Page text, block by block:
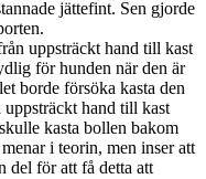
jättefint. Sen gjorde
uppsträckt hand till kast
för hunden när den är
borde försöka kasta den
hand till kast
kasta bollen bakom
i teorin, men inser att
del för att få detta att